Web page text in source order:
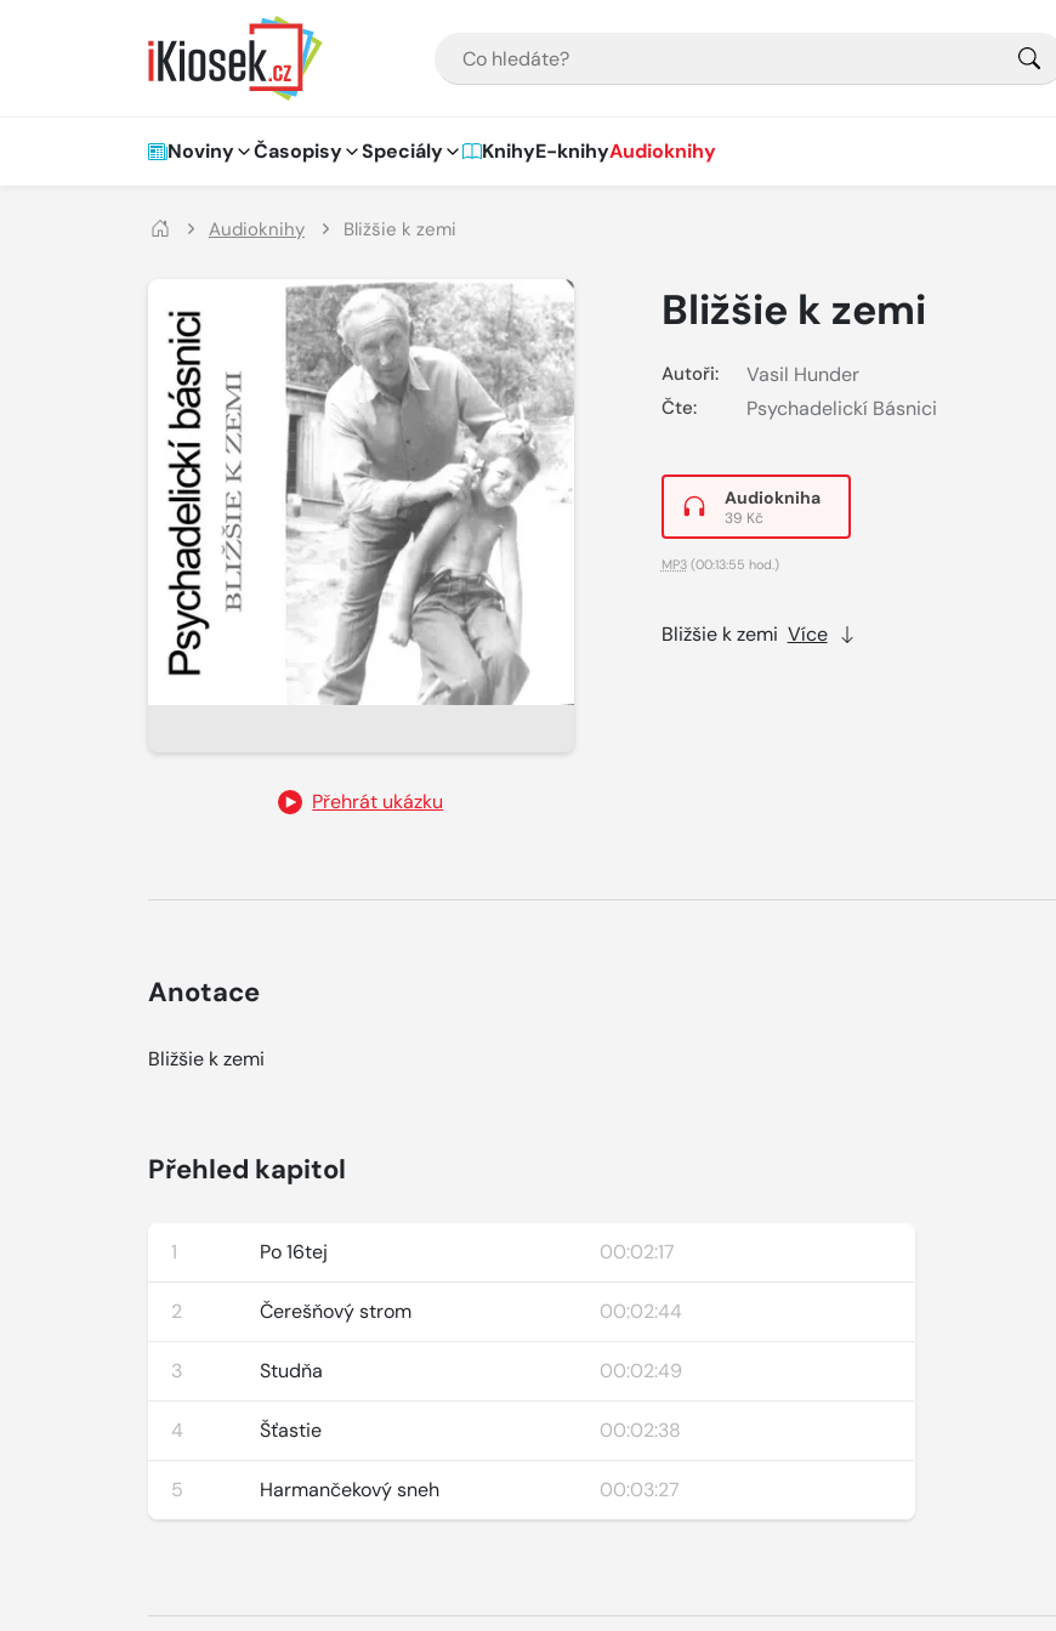
Hlavní navigace
Noviny Časopisy Speciály KnihyE-knihyAudioknihy
Audioknihy Bližšie k zemi
Přehrát ukázku
Bližšie k zemi
Autoři: Vasil Hunder
Čte: Psychadelickí Básnici
Audiokniha
39 Kč
MP3(00:13:55 hod.)
Bližšie k zemi Více
Anotace
Bližšie k zemi
Přehled kapitol
1 Po 16tej 00:02:17
2 Čerešňový strom 00:02:44
3 Studňa 00:02:49
4 Šťastie 00:02:38
5 Harmančekový sneh 00:03:27